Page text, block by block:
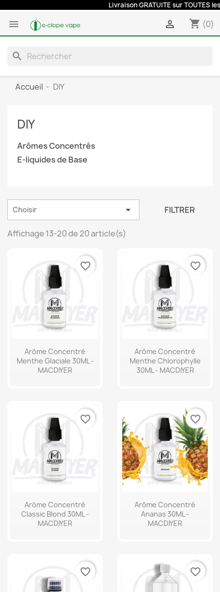
Livraison GRATUITE sur TOUTES
 shopping_cart (0)

search
Accueil DIY
DIY
Arômes Concentrés
E-liquides de Base
Choisir  FILTRER
Affichage 13-20 de 20 article(s)
Arôme Concentré
Menthe Glaciale 30ML -
MACDIYER
favorite_border
Arôme Concentré
Menthe Chlorophylle
30ML - MACDIYER
favorite_border
Arôme Concentré
Classic Blond 30ML -
MACDIYER
favorite_border
Arôme Concentré
Ananas 30ML -
MACDIYER
favorite_border
favorite_border favorite_border